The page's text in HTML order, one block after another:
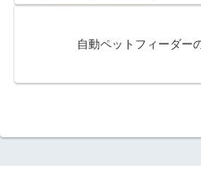
自動ペットフィーダー